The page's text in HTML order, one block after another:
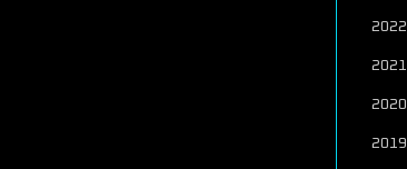
2022
2021
2020
2019